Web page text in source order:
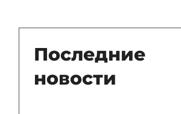
Последние
новости